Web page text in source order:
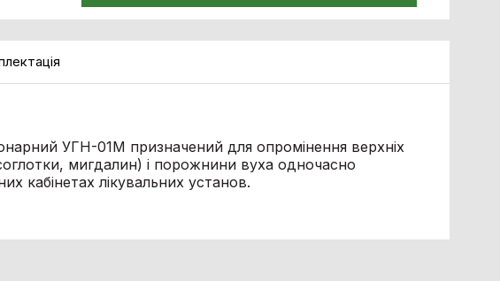
УГН-01М призначений для опромінення верхніх
мигдалин) і порожнини вуха одночасно
кабінетах лікувальних установ.